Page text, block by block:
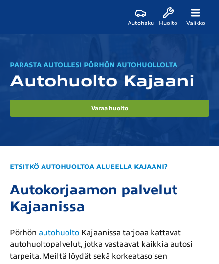
Autohaku Huolto Valikko
Autohuolto Kajaani
PARASTA AUTOLLESI PÖRHÖN AUTOHUOLLOLTA
Varaa huolto
ETSITKÖ AUTOHUOLTOA ALUEELLA KAJAANI?
Autokorjaamon palvelut
Kajaanissa
Pörhön autohuolto Kajaanissa tarjoaa kattavat
autohuoltopalvelut, jotka vastaavat kaikkia autosi
tarpeita. Meiltä löydät sekä korkeatasoisen